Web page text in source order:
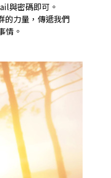
與密碼即可。
的力量，傳遞我們
情。